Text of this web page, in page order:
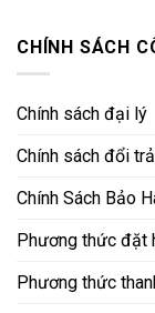
CHÍNH SÁCH
Chính sách đại lý
Chính sách đổi
Chính Sách Bảo
Phương thức đặt
Phương thức